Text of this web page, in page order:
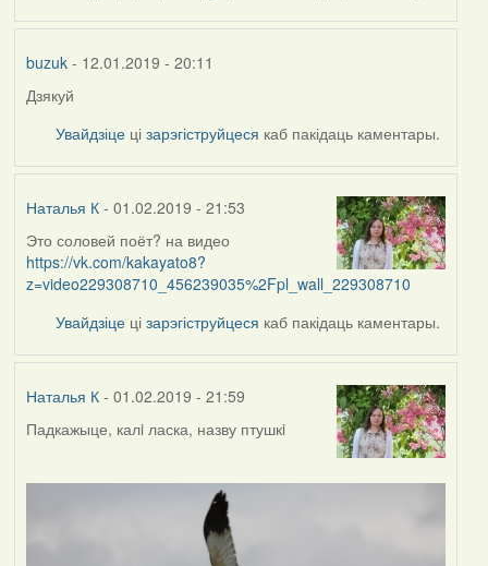
buzuk- 12.01.2019 - 20:11
Дзякуй
Увайдзіце цізарэгіструйцеся каб пакідаць каментары.
Наталья К- 01.02.2019 - 21:53
Это соловей поёт? на видео
https://vk.com/kakayato8?
z=video229308710_456239035%2Fpl_wall_229308710
Увайдзіце цізарэгіструйцеся каб пакідаць каментары.
Наталья К- 01.02.2019 - 21:59
Падкажыце, калi ласка, назву птушкi